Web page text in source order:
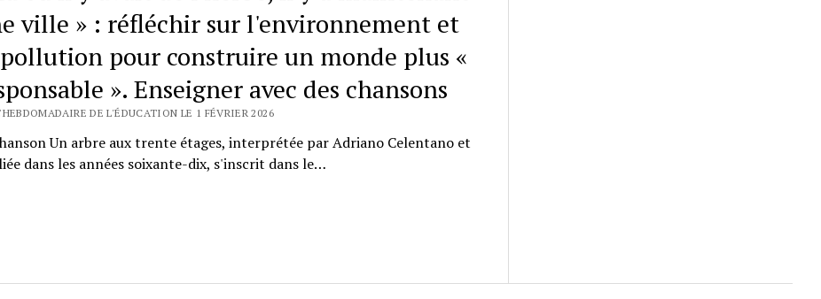
ville » : réfléchir sur l'environnement et
pour construire un monde plus «
». Enseigner avec des chansons
DE L'ÉDUCATION LE 1 FÉVRIER 2026
Un arbre aux trente étages, interprétée par Adriano Celentano et
dans les années soixante-dix, s'inscrit dans le…